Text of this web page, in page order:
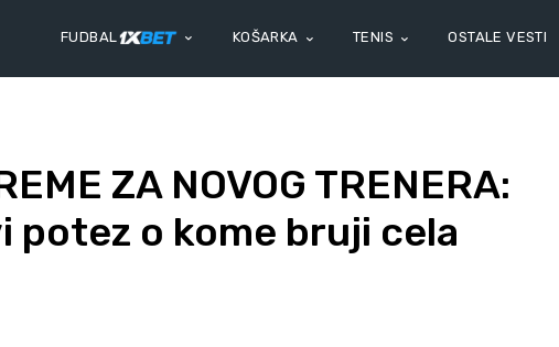
FUDBAL KOŠARKA TENIS OSTALE VESTI
ZA NOVOG TRENERA:
potez o kome bruji cela